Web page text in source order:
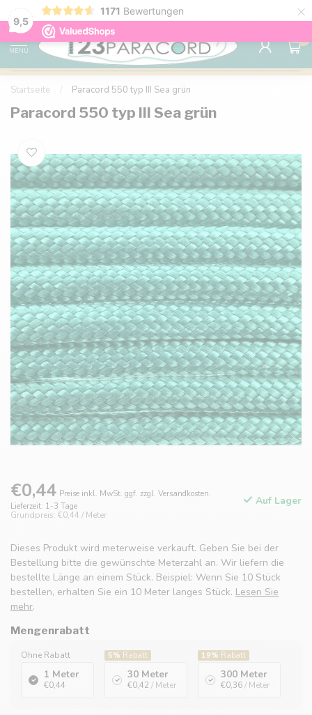
9,5
1171 Bewertungen ×
Kostenlose Lieferung nach Hause ab 150 €
MENU
0
Startseite Paracord 550 typ III Sea grün
Paracord 550 typ III Sea grün
€0,44 Preise inkl. MwSt. ggf. zzgl. Versandkosten.
Lieferzeit: 1-3 Tage
Grundpreis: €0,44 / Meter
Auf Lager
Dieses Produkt wird meterweise verkauft. Geben Sie bei der
Bestellung bitte die gewünschte Meterzahl an. Wir liefern die
bestellte Länge an einem Stück. Beispiel: Wenn Sie 10 Stück
bestellen, erhalten Sie ein 10 Meter langes Stück. Lesen Sie
mehr.
Mengenrabatt
Ohne Rabatt
1 Meter
€0,44
5% Rabatt
30 Meter
€0,42 / Meter
19% Rabatt
300 Meter
€0,36/ Meter